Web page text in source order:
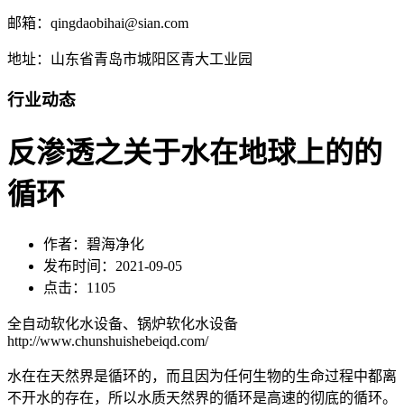
邮箱：qingdaobihai@sian.com
地址：山东省青岛市城阳区青大工业园
行业动态
反渗透之关于水在地球上的的
循环
作者：碧海净化
发布时间：2021-09-05
点击：1105
全自动软化水设备、锅炉软化水设备
http://www.chunshuishebeiqd.com/
水在在天然界是循环的，而且因为任何生物的生命过程中都离
不开水的存在，所以水质天然界的循环是高速的彻底的循环。